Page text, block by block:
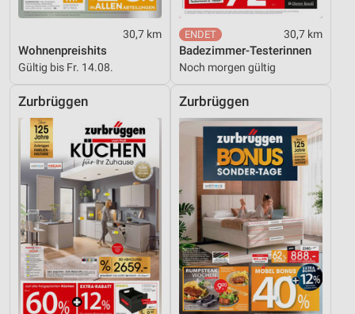
30,7 km
Wohnenpreishits
Gültig bis Fr. 14.08.
30,7 km
Badezimmer-Testerinnen
Noch morgen gültig
Zurbrüggen Zurbrüggen
Speichern von oder Zugriff auf Informationen
auf einem Endgerät
Verwendung reduzierter Daten zur Auswahl von
Werbeanzeigen
Erstellung von Profilen für personalisierte
Werbung
Verwendung von Profilen zur Auswahl
personalisierter Werbung
Erstellung von Profilen zur Personalisierung
von Inhalten
Verwendung von Profilen zur Auswahl
personalisierter Inhalte
Messung der Werbeleistung